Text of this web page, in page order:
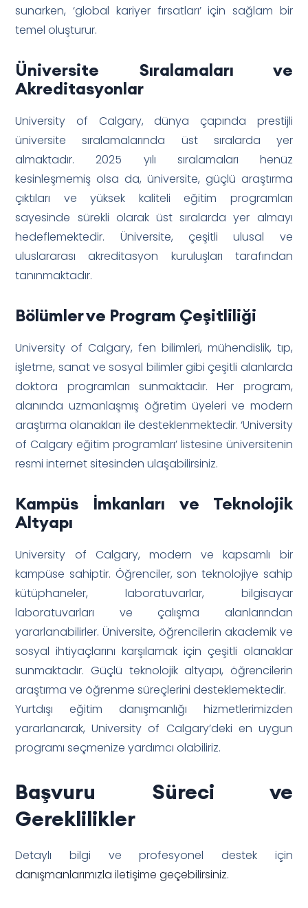
sunarken, ‘global kariyer fırsatları’ için sağlam bir
temel oluşturur.
Üniversite Sıralamaları ve
Akreditasyonlar
University of Calgary, dünya çapında prestijli
üniversite sıralamalarında üst sıralarda yer
almaktadır. 2025 yılı sıralamaları henüz
kesinleşmemiş olsa da, üniversite, güçlü araştırma
çıktıları ve yüksek kaliteli eğitim programları
sayesinde sürekli olarak üst sıralarda yer almayı
hedeflemektedir. Üniversite, çeşitli ulusal ve
uluslararası akreditasyon kuruluşları tarafından
tanınmaktadır.
Bölümler ve Program Çeşitliliği
University of Calgary, fen bilimleri, mühendislik, tıp,
işletme, sanat ve sosyal bilimler gibi çeşitli alanlarda
doktora programları sunmaktadır. Her program,
alanında uzmanlaşmış öğretim üyeleri ve modern
araştırma olanakları ile desteklenmektedir. ‘University
of Calgary eğitim programları’ listesine üniversitenin
resmi internet sitesinden ulaşabilirsiniz.
Kampüs İmkanları ve Teknolojik
Altyapı
University of Calgary, modern ve kapsamlı bir
kampüse sahiptir. Öğrenciler, son teknolojiye sahip
kütüphaneler, laboratuvarlar, bilgisayar
laboratuvarları ve çalışma alanlarından
yararlanabilirler. Üniversite, öğrencilerin akademik ve
sosyal ihtiyaçlarını karşılamak için çeşitli olanaklar
sunmaktadır. Güçlü teknolojik altyapı, öğrencilerin
araştırma ve öğrenme süreçlerini desteklemektedir.
Yurtdışı eğitim danışmanlığı hizmetlerimizden
yararlanarak, University of Calgary’deki en uygun
programı seçmenize yardımcı olabiliriz.
Başvuru Süreci ve
Gereklilikler
Detaylı bilgi ve profesyonel destek için
danışmanlarımızla iletişime geçebilirsiniz.